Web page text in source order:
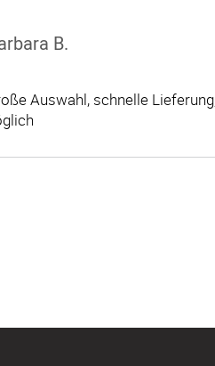
B.
Auswahl, schnelle